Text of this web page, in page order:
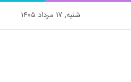
شنبه, 17 مرداد 1405